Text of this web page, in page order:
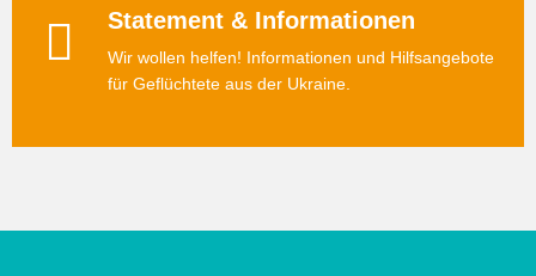
Statement & Informationen
Wir wollen helfen! Informationen und Hilfsangebote
für Geflüchtete aus der Ukraine.